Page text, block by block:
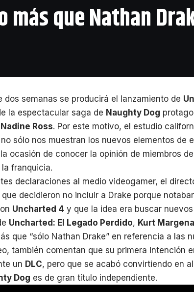
más que Nathan
dos semanas se producirá el lanzamiento de
la espectacular saga de Naughty Dog
Nadine Ross. Por este motivo, el estudio
sólo nos muestran los nuevos elementos de
ocasión de conocer la opinión de miembros
franquicia.
declaraciones al medio videogamer, el
decidieron no incluir a Drake porque
Uncharted 4 y que la idea era buscar
Uncharted: El Legado Perdido, Kurt
que “sólo Nathan Drake” en referencia a las
también comentan que su primera intención
un DLC, pero que se acabó convirtiendo en
Dog es de gran título independiente.